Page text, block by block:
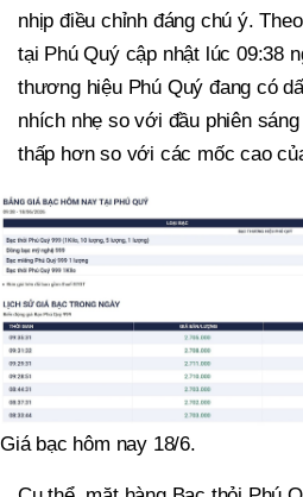
nhịp điều chỉnh đáng chú ý.
tại Phú Quý cập nhật lúc 09:38
thương hiệu Phú Quý đang có
nhích nhẹ so với đầu phiên
thấp hơn so với các mốc cao
Giá bạc hôm nay 18/6.